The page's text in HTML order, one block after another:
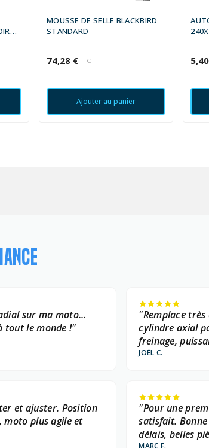
MOUSSE DE SELLE BLACKBIRD
STANDARD
74,28 € TTC
Ajouter au panier
sur ma moto...
tout le monde !"
"Remplace
cylindre axial
freinage,
JOËL C.
et ajuster. Position
moto plus agile et
"Pour une
satisfait.
délais, belles